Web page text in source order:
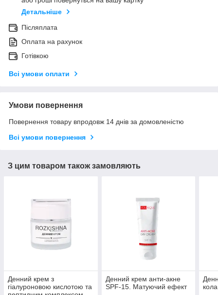
Детальніше
Післяплата
Оплата на рахунок
Готівкою
Всі умови оплати
Умови повернення
Повернення товару впродовж 14 днів за домовленістю
Всі умови повернення
З цим товаром також замовляють
Денний крем з
гіалуроновою кислотою та
Денний крем анти-акне
SPF-15. Матуючий ефект